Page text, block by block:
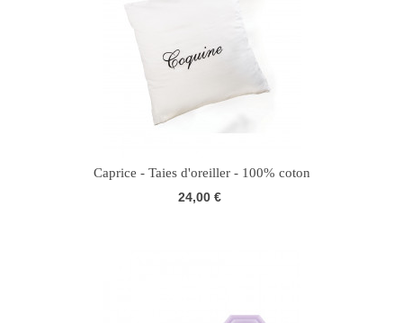
Caprice - Taies d'oreiller - 100% coton
24,00 €